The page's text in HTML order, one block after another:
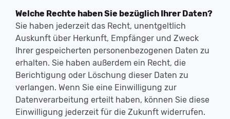
Welche Rechte haben Sie bezüglich Ihrer Daten?
Sie haben jederzeit das Recht, unentgeltlich
Auskunft über Herkunft, Empfänger und Zweck
Ihrer gespeicherten personenbezogenen Daten zu
erhalten. Sie haben außerdem ein Recht, die
Berichtigung oder Löschung dieser Daten zu
verlangen. Wenn Sie eine Einwilligung zur
Datenverarbeitung erteilt haben, können Sie diese
Einwilligung jederzeit für die Zukunft widerrufen.